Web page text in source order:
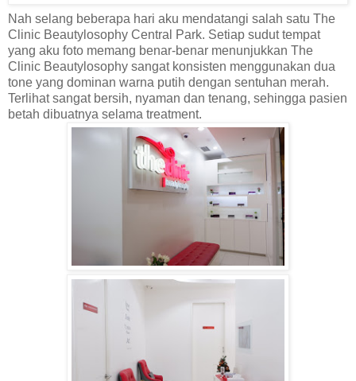
Nah selang beberapa hari aku mendatangi salah satu The
Clinic Beautylosophy Central Park. Setiap sudut tempat
yang aku foto memang benar-benar menunjukkan The
Clinic Beautylosophy sangat konsisten menggunakan dua
tone yang dominan warna putih dengan sentuhan merah.
Terlihat sangat bersih, nyaman dan tenang, sehingga pasien
betah dibuatnya selama treatment.